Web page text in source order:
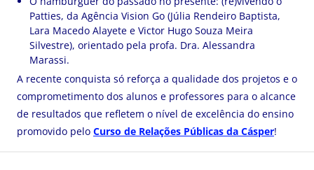
Patties, da Agência Vision Go (Júlia Rendeiro Baptista,
Lara Macedo Alayete e Victor Hugo Souza Meira
Silvestre), orientado pela profa. Dra. Alessandra
Marassi.
A recente conquista só reforça a qualidade dos projetos e o
comprometimento dos alunos e professores para o alcance
de resultados que refletem o nível de excelência do ensino
promovido pelo Curso de Relações Públicas da Cásper!